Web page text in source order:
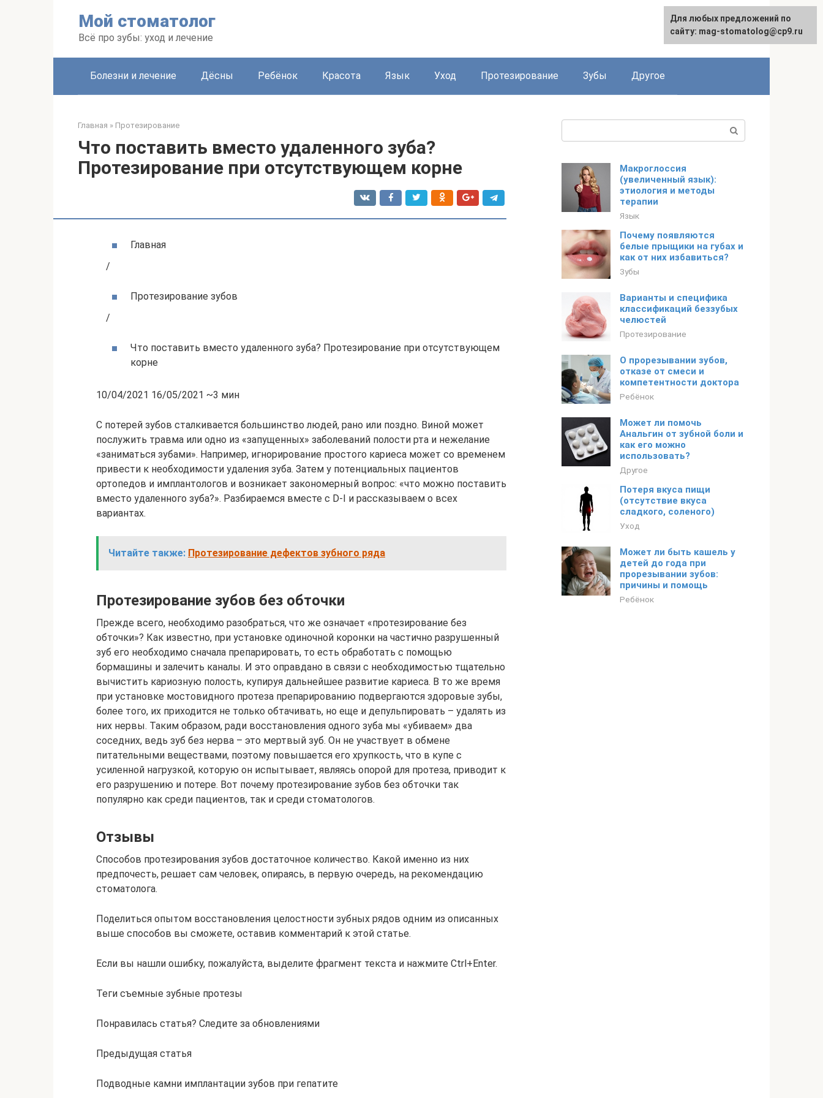
Мой стоматолог
Всё про зубы: уход и лечение
Болезни и лечение Дёсны Ребёнок Красота Язык Уход Протезирование Зубы Другое
Главная » Протезирование
Что поставить вместо удаленного зуба?
Протезирование при отсутствующем корне
Главная
/
Протезирование зубов
/
Что поставить вместо удаленного зуба? Протезирование при отсутствующем
корне
10/04/2021 16/05/2021 ~3 мин
С потерей зубов сталкивается большинство людей, рано или поздно. Виной может
послужить травма или одно из «запущенных» заболеваний полости рта и нежелание
«заниматься зубами». Например, игнорирование простого кариеса может со временем
привести к необходимости удаления зуба. Затем у потенциальных пациентов
ортопедов и имплантологов и возникает закономерный вопрос: «что можно поставить
вместо удаленного зуба?». Разбираемся вместе с D-I и рассказываем о всех
вариантах.
Читайте также: Протезирование дефектов зубного ряда
Протезирование зубов без обточки
Прежде всего, необходимо разобраться, что же означает «протезирование без
обточки»? Как известно, при установке одиночной коронки на частично разрушенный
зуб его необходимо сначала препарировать, то есть обработать с помощью
бормашины и залечить каналы. И это оправдано в связи с необходимостью тщательно
вычистить кариозную полость, купируя дальнейшее развитие кариеса. В то же время
при установке мостовидного протеза препарированию подвергаются здоровые зубы,
более того, их приходится не только обтачивать, но еще и депульпировать – удалять из
них нервы. Таким образом, ради восстановления одного зуба мы «убиваем» два
соседних, ведь зуб без нерва – это мертвый зуб. Он не участвует в обмене
питательными веществами, поэтому повышается его хрупкость, что в купе с
усиленной нагрузкой, которую он испытывает, являясь опорой для протеза, приводит к
его разрушению и потере. Вот почему протезирование зубов без обточки так
популярно как среди пациентов, так и среди стоматологов.
Отзывы
Способов протезирования зубов достаточное количество. Какой именно из них
предпочесть, решает сам человек, опираясь, в первую очередь, на рекомендацию
стоматолога.
Поделиться опытом восстановления целостности зубных рядов одним из описанных
выше способов вы сможете, оставив комментарий к этой статье.
Если вы нашли ошибку, пожалуйста, выделите фрагмент текста и нажмите Ctrl+Enter.
Теги съемные зубные протезы
Понравилась статья? Следите за обновлениями
Предыдущая статья
Подводные камни имплантации зубов при гепатите
Макроглоссия
(увеличенный язык):
этиология и методы
терапии
Язык
Почему появляются
белые прыщики на губах и
как от них избавиться?
Зубы
Варианты и специфика
классификаций беззубых
челюстей
Протезирование
О прорезывании зубов,
отказе от смеси и
компетентности доктора
Ребёнок
Может ли помочь
Анальгин от зубной боли и
как его можно
использовать?
Другое
Потеря вкуса пищи
(отсутствие вкуса
сладкого, соленого)
Уход
Может ли быть кашель у
детей до года при
прорезывании зубов:
причины и помощь
Ребёнок
Для любых предложений по
сайту: mag-stomatolog@cp9.ru